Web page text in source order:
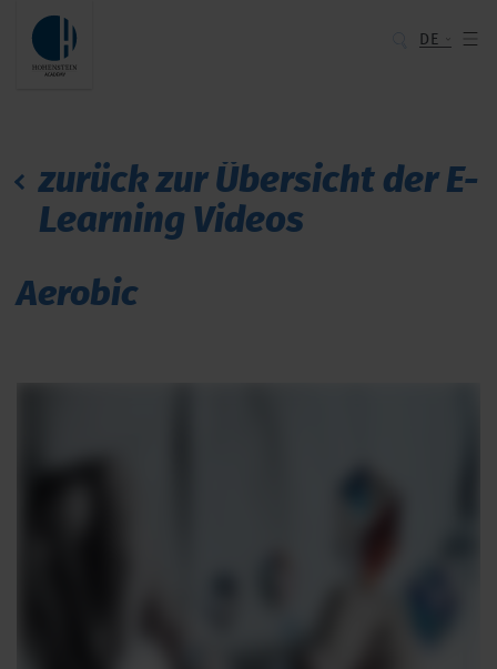
DE
zurück zur Übersicht der E-
Learning Videos
Aerobic